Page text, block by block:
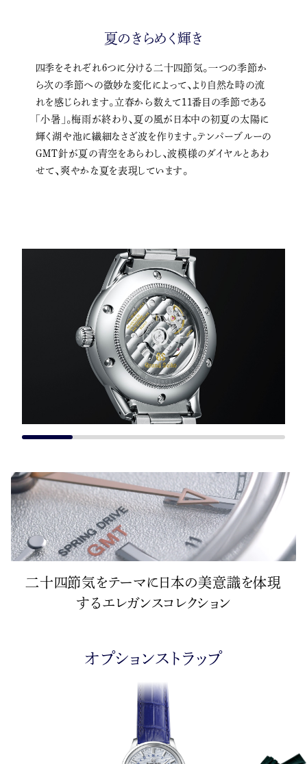
夏のきらめく輝き
四季をそれぞれ6つに分ける二十四節気。一つの季節か
ら次の季節への微妙な変化によって、より自然な時の流
れを感じられます。立春から数えて11番目の季節である
「小暑」。梅雨が終わり、夏の風が日本中の初夏の太陽に
輝く湖や池に繊細なさざ波を作ります。テンパーブルーの
GMT針が夏の青空をあらわし、波模様のダイヤルとあわ
せて、爽やかな夏を表現しています。
二十四節気をテーマに日本の美意識を体現
するエレガンスコレクション
オプションストラップ